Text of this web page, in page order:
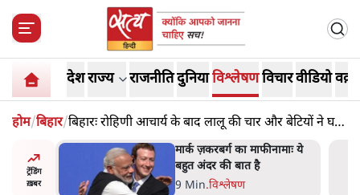
देशराज्य राजनीतिदुनियाविश्लेषणविचारवीडियो
होम/बिहार/बिहारः रोहिणी आचार्य के बाद लालू की चार और बेटियों ने घर
छोड़ा
ट्रेंडिंग
ख़बर
झारखंड में छात्र नेताओं और
सरकार की बातचीत बेनतीजा,
आंदोलन जारी
5 Min.देश